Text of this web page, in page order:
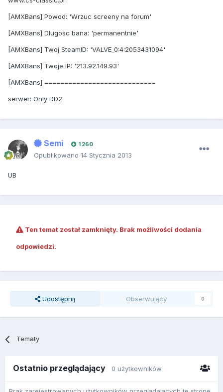
[AMXBans] Powod: 'Wrzuc screeny na forum'
[AMXBans] Dlugosc bana: 'permanentnie'
[AMXBans] Twoj SteamID: 'VALVE_0:4:2053431094'
[AMXBans] Twoje IP: '213.92.149.93'
[AMXBans] ============================
serwer: Only DD2
Semi 1 260
Opublikowano 14 Stycznia 2013
UB
Ten temat został zamknięty. Brak możliwości dodania
odpowiedzi.
Udostępnij Obserwujący 0
Tematy
Ostatnio przeglądający 0 użytkowników